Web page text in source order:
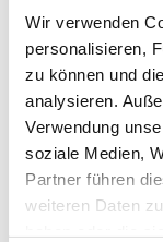
Wir verwenden
personalisieren,
zu können und
analysieren.
Verwendung
soziale Medien,
Partner führen
weiteren Daten